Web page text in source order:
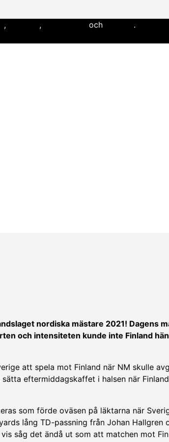
, , och .
nordiska mästare 2021! Dagens
och intensiteten kunde inte Finland
att spela mot Finland när NM skulle
eftermiddagskaffet i halsen när
som förde oväsen på läktarna när
lång TD-passning från Johan Hallgren
såg det ändå ut som att matchen mot